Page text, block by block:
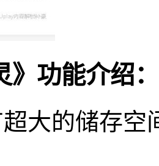
》功能介绍：
大的储存